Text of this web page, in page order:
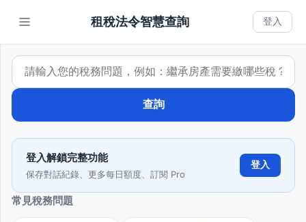
租稅法令智慧查詢 登入
歷
對
可
查
輸入稅務問題
查詢
登入解鎖完整功能
保存對話紀錄、更多每日額度、訂閱 Pro
登入
常見稅務問題